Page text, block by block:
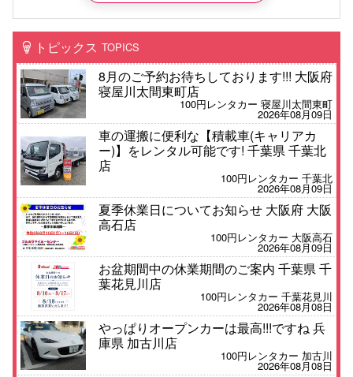
トピックス TOPICS
8月のご予約お待ちしております!!! 大阪府
寝屋川太間東町店
100円レンタカー 寝屋川太間東町
2026年08月09日
車の運搬に便利な【積載車(キャリアカ
ー)】をレンタル可能です! 千葉県 千葉北
店
100円レンタカー 千葉北
2026年08月09日
夏季休業日についてお知らせ 大阪府 大阪
高石店
100円レンタカー 大阪高石
2026年08月09日
お盆期間中の休業期間のご案内 千葉県 千
葉花見川店
100円レンタカー 千葉花見川
2026年08月08日
やっぱりオープンカーは最高!!!ですね 兵
庫県 加古川店
100円レンタカー 加古川
2026年08月08日